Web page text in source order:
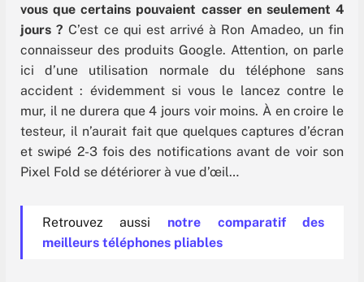
vous que certains pouvaient casser en seulement 4
jours ? C’est ce qui est arrivé à Ron Amadeo, un fin
connaisseur des produits Google. Attention, on parle
ici d’une utilisation normale du téléphone sans
accident : évidemment si vous le lancez contre le
mur, il ne durera que 4 jours voir moins. À en croire le
testeur, il n’aurait fait que quelques captures d’écran
et swipé 2-3 fois des notifications avant de voir son
Pixel Fold se détériorer à vue d’œil…
Retrouvez aussi notre comparatif des
meilleurs téléphones pliables